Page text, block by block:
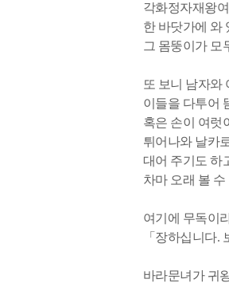
각화정자재왕
한 바닷가에 와
그 몸뚱이가 모
또 보니 남자와
이들을 다투어
혹은 손이 여럿
튀어나와 날카
대어 주기도 하
차마 오래 볼
여기에 무독이
「장하십니다.
바라문녀가 귀